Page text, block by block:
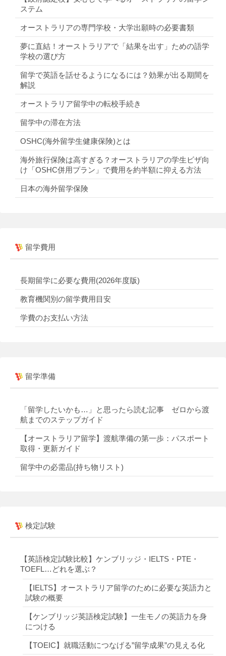
ステム
オーストラリアの専門学校・大学出願時の必要書類
夢に直結！オーストラリアで「結果を出す」ための語学
学校の選び方
留学で英語を話せるようになるには？効果が出る期間を
解説
オーストラリア留学中の転校手続き
留学中の滞在方法
OSHC(海外留学生健康保険)とは
海外旅行保険は高すぎる？オーストラリアの学生ビザ向
け「OSHC併用プラン」で費用を約半額に抑える方法
日本の海外留学保険
留学費用
長期留学に必要な費用(2026年度版)
教育機関別の留学費用目安
学費のお支払い方法
留学準備
「留学したいかも…」と思ったら読む記事 ゼロから渡
航までのステップガイド
【オーストラリア留学】渡航準備の第一歩：パスポート
取得・更新ガイド
留学中の必需品(持ち物リスト)
検定試験
【英語検定試験比較】ケンブリッジ・IELTS・PTE・
TOEFL…どれを選ぶ？
【IELTS】オーストラリア留学のために必要な英語力と
試験の概要
【ケンブリッジ英語検定試験】一生モノの英語力を身
につける
【TOEIC】就職活動につなげる”留学成果”の見える化